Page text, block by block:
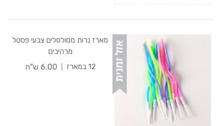
מארז נרות מסולסלים צבעי פסטל
מרהיבים
12 במארז
6.00 ש"ח